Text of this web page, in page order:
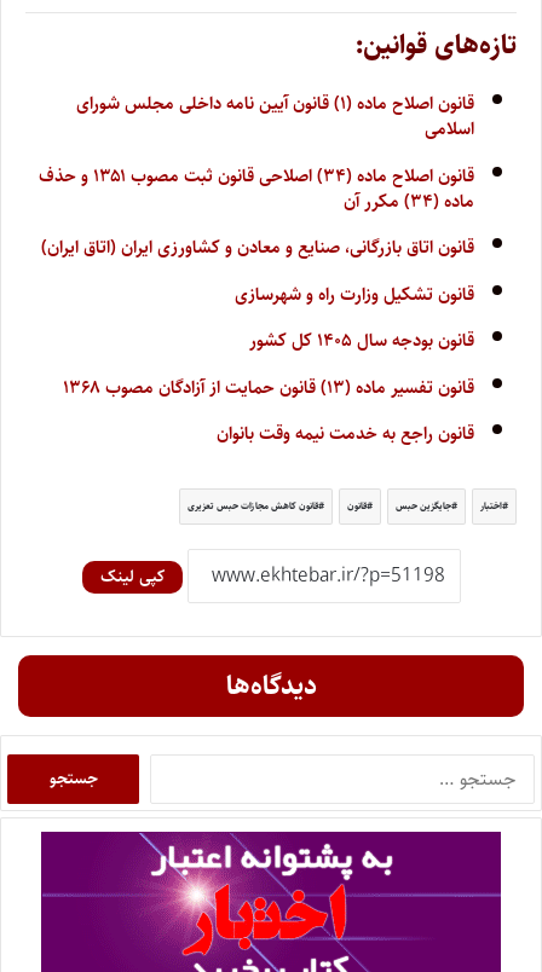
تازه‌های قوانین:
قانون اصلاح ماده (۱) قانون آیین نامه داخلی مجلس شورای
اسلامی
قانون اصلاح ماده (۳۴) اصلاحی قانون ثبت مصوب ۱۳۵۱ و حذف
ماده (۳۴) مکرر آن
قانون اتاق بازرگانی، صنایع و معادن و کشاورزی ایران (اتاق ایران)
قانون تشکیل وزارت راه و شهرسازی
قانون بودجه سال ۱۴۰۵ کل کشور
قانون تفسیر ماده (۱۳) قانون حمایت از آزادگان مصوب ۱۳۶۸
قانون راجع به خدمت نیمه وقت بانوان
اختبار جایگزین حبس قانون قانون کاهش مجازات حبس تعزیری
کپی لینک
دیدگاه‌ها